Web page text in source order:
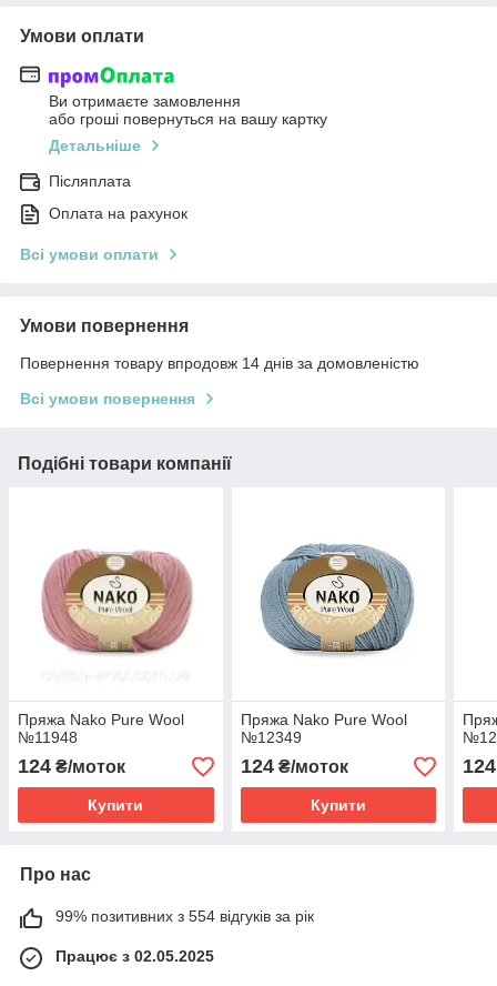
Умови оплати
Ви отримаєте замовлення
або гроші повернуться на вашу картку
Детальніше
Післяплата
Оплата на рахунок
Всі умови оплати
Умови повернення
Повернення товару впродовж 14 днів за домовленістю
Всі умови повернення
Подібні товари компанії
Пряжа Nako Pure Wool
№11948
124 ₴/моток
Купити
Пряжа Nako Pure Wool
№12349
124₴/моток
Купити
124
Про нас
99% позитивних з 554 відгуків за рік
Працює з 02.05.2025